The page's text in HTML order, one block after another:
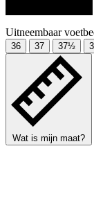
Uitneembaar
36 37 37½
Wat is mijn maat?